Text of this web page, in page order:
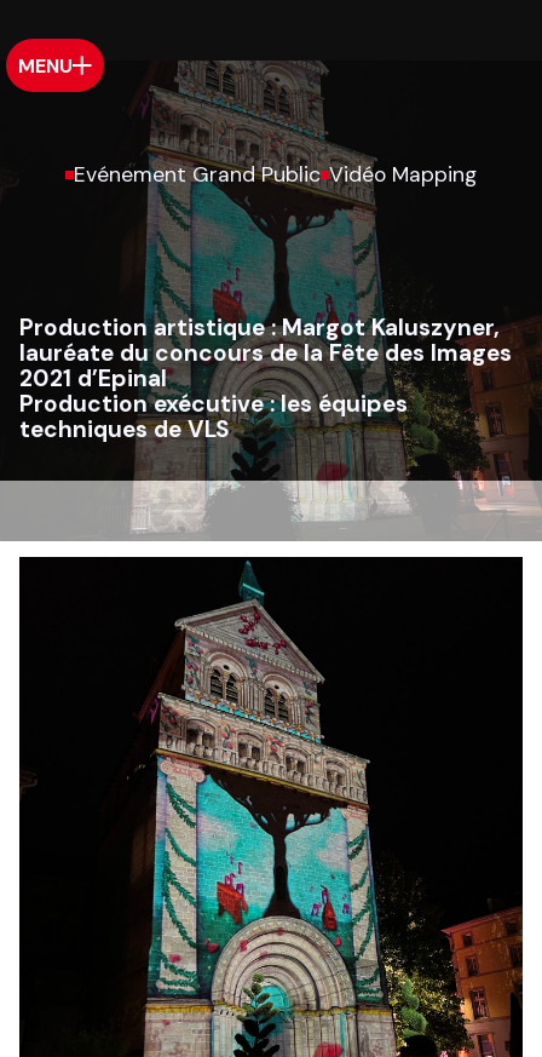
MENU
Evénement Grand Public Vidéo Mapping
Production artistique :Margot Kaluszyner,
lauréate du concours de la Fête des Images
2021 d’Epinal
Production exécutive :les équipes
techniques de VLS